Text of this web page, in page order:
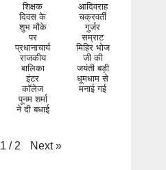
शिक्षक
दिवस के
शुभ मौके
पर
प्रधानाचार्य
राजकीय
बालिका
इंटर
कॉलेज
पूनम शर्मा
ने दी बधाई
आदिवराह
चक्रवर्ती
गुर्जर
सम्राट
मिहिर भोज
जी की
जयंती बड़ी
धूमधाम से
मनाई गई
1 / 2 Next »